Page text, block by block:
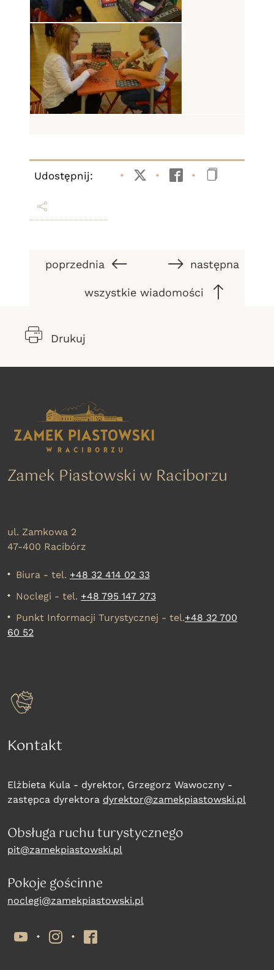
Udostępnij:
TwitterFacebook
poprzednia następna
wszystkie wiadomości
Drukuj
Zamek Piastowski w Raciborzu
ul. Zamkowa 2
47-400 Racibórz
Biura - tel. +48 32 414 02 33
Noclegi - tel. +48 795 147 273
Punkt Informacji Turystycznej - tel.+48 32 700
60 52
Kontakt
Elżbieta Kula - dyrektor, Grzegorz Wawoczny -
zastępca dyrektora dyrektor@zamekpiastowski.pl
Obsługa ruchu turystycznego
pit@zamekpiastowski.pl
Pokoje gościnne
noclegi@zamekpiastowski.pl
YouTubeInstagramFacebook